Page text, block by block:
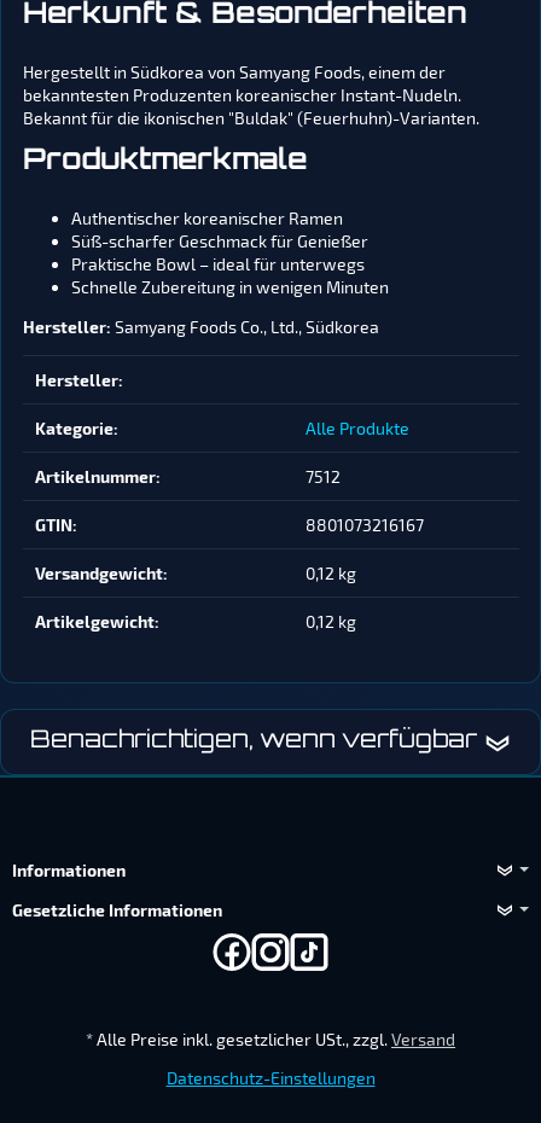
Herkunft & Besonderheiten
Hergestellt in Südkorea von Samyang Foods, einem der
bekanntesten Produzenten koreanischer Instant-Nudeln.
Bekannt für die ikonischen "Buldak" (Feuerhuhn)-Varianten.
Produktmerkmale
Authentischer koreanischer Ramen
Süß-scharfer Geschmack für Genießer
Praktische Bowl – ideal für unterwegs
Schnelle Zubereitung in wenigen Minuten
Hersteller: Samyang Foods Co., Ltd., Südkorea
Produkteigenschaft
Wert
Hersteller:
Kategorie: Alle Produkte
Artikelnummer: 7512
GTIN: 8801073216167
Versandgewicht‍: 0,12 kg
Artikelgewicht‍: 0,12 kg
Benachrichtigen, wenn verfügbar
Informationen
Gesetzliche Informationen
*Alle Preise inkl. gesetzlicher USt., zzgl.Versand
Datenschutz-Einstellungen